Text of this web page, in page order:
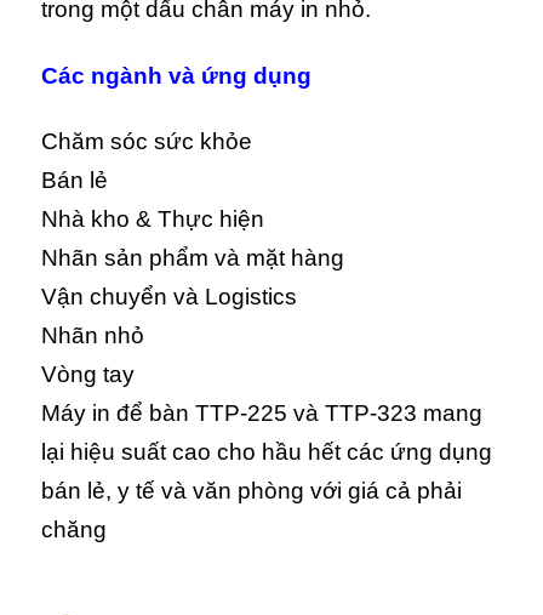
trong một dấu chân máy in nhỏ.
Các ngành và ứng dụng
Chăm sóc sức khỏe
Bán lẻ
Nhà kho & Thực hiện
Nhãn sản phẩm và mặt hàng
Vận chuyển và Logistics
Nhãn nhỏ
Vòng tay
Máy in để bàn TTP-225 và TTP-323 mang
lại hiệu suất cao cho hầu hết các ứng dụng
bán lẻ, y tế và văn phòng với giá cả phải
chăng